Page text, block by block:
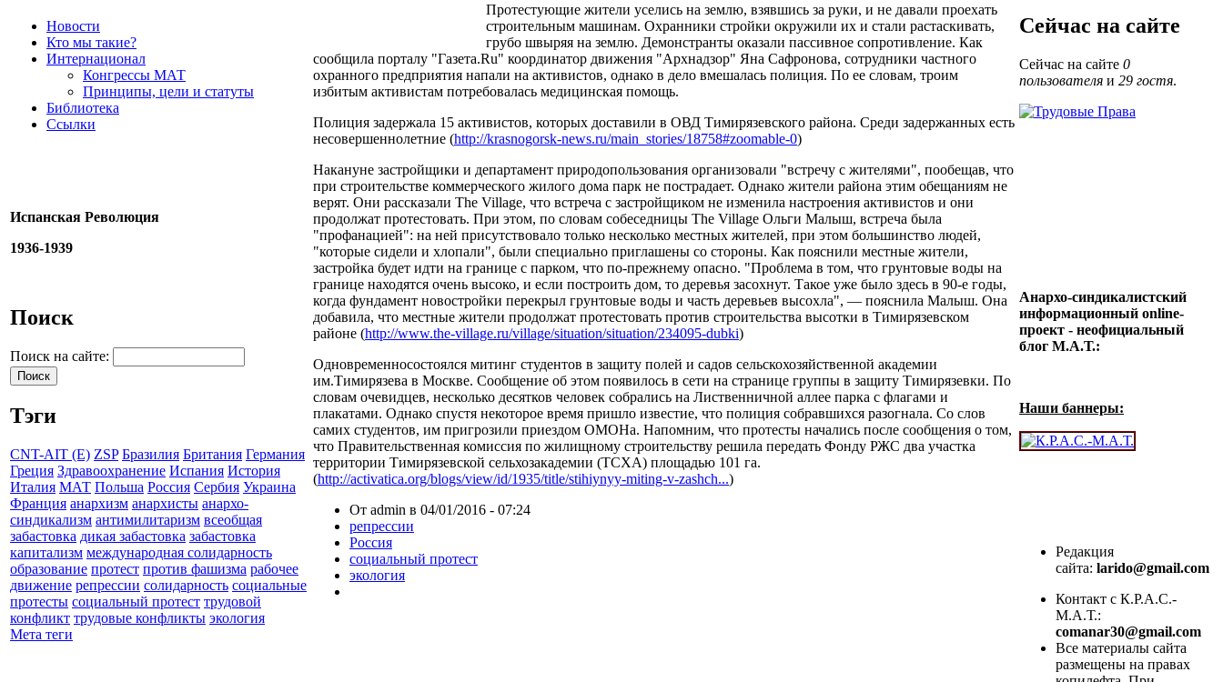
Новости
Кто мы такие?
Интернационал
Конгрессы МАТ
Принципы, цели и статуты
Библиотека
Ссылки
Испанская Революция
1936-1939
Поиск
Поиск на сайте:
Тэги
CNT-AIT (E) ZSP Бразилия Британия Германия
Греция Здравоохранение Испания История
Италия МАТ Польша Россия Сербия Украина
Франция анархизм анархисты анархо-
синдикализм антимилитаризм всеобщая
забастовка дикая забастовка забастовка
капитализм международная солидарность
образование протест против фашизма рабочее
движение репрессии солидарность социальные
протесты социальный протест трудовой
конфликт трудовые конфликты экология
Мета теги
Протестующие жители уселись на землю, взявшись за руки, и не давали проехать
строительным машинам. Охранники стройки окружили их и стали растаскивать,
грубо швыряя на землю. Демонстранты оказали пассивное сопротивление. Как
сообщила порталу "Газета.Ru" координатор движения "Архнадзор" Яна Сафронова, сотрудники частного
охранного предприятия напали на активистов, однако в дело вмешалась полиция. По ее словам, троим
избитым активистам потребовалась медицинская помощь.
Полиция задержала 15 активистов, которых доставили в ОВД Тимирязевского района. Среди задержанных есть
несовершеннолетние (http://krasnogorsk-news.ru/main_stories/18758#zoomable-0)
Накануне застройщики и департамент природопользования организовали "встречу с жителями", пообещав, что
при строительстве коммерческого жилого дома парк не пострадает. Однако жители района этим обещаниям не
верят. Они рассказали The Village, что встреча с застройщиком не изменила настроения активистов и они
продолжат протестовать. При этом, по словам собеседницы The Village Ольги Малыш, встреча была
"профанацией": на ней присутствовало только несколько местных жителей, при этом большинство людей,
"которые сидели и хлопали", были специально приглашены со стороны. Как пояснили местные жители,
застройка будет идти на границе с парком, что по-прежнему опасно. "Проблема в том, что грунтовые воды на
границе находятся очень высоко, и если построить дом, то деревья засохнут. Такое уже было здесь в 90-е годы,
когда фундамент новостройки перекрыл грунтовые воды и часть деревьев высохла", — пояснила Малыш. Она
добавила, что местные жители продолжат протестовать против строительства высотки в Тимирязевском
районе (http://www.the-village.ru/village/situation/situation/234095-dubki)
Одновременносостоялся митинг студентов в защиту полей и садов сельскохозяйственной академии
им.Тимирязева в Москве. Сообщение об этом появилось в сети на странице группы в защиту Тимирязевки. По
словам очевидцев, несколько десятков человек собрались на Лиственничной аллее парка с флагами и
плакатами. Однако спустя некоторое время пришло известие, что полиция собравшихся разогнала. Со слов
самих студентов, им пригрозили приездом ОМОНа. Напомним, что протесты начались после сообщения о том,
что Правительственная комиссия по жилищному строительству решила передать Фонду РЖС два участка
территории Тимирязевской сельхозакадемии (ТСХА) площадью 101 га.
(http://activatica.org/blogs/view/id/1935/title/stihiynyy-miting-v-zashch...)
От admin в 04/01/2016 - 07:24
репрессии
Россия
социальный протест
экология
Сейчас на сайте
Сейчас на сайте 0
пользователя и 29 гостя.
Анархо-синдикалистский
информационный online-
проект - неофициальный
блог М.А.Т.:
Наши баннеры:
Редакция
сайта: larido@gmail.com
Контакт с К.Р.А.С.-
М.А.Т.:
comanar30@gmail.com
Все материалы сайта
размещены на правах